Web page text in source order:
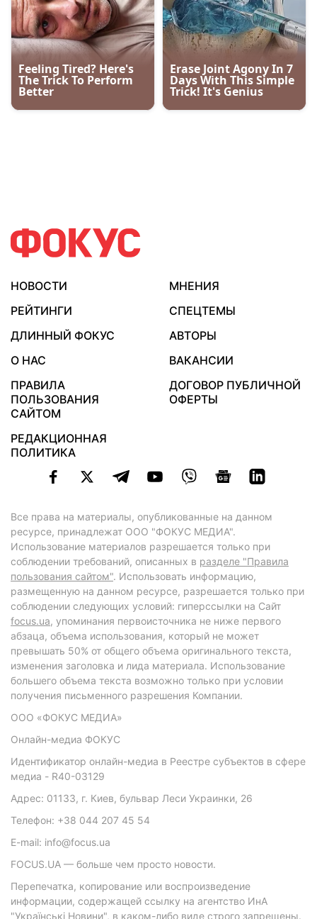
НОВОСТИ
МНЕНИЯ
РЕЙТИНГИ
СПЕЦТЕМЫ
ДЛИННЫЙ ФОКУС
АВТОРЫ
О НАС
ВАКАНСИИ
ПРАВИЛА
ПОЛЬЗОВАНИЯ
САЙТОМ
ДОГОВОР ПУБЛИЧНОЙ
ОФЕРТЫ
РЕДАКЦИОННАЯ
ПОЛИТИКА
Все права на материалы, опубликованные на данном
ресурсе, принадлежат ООО "ФОКУС МЕДИА".
Использование материалов разрешается только при
соблюдении требований, описанных в разделе "Правила
пользования сайтом". Использовать информацию,
размещенную на данном ресурсе, разрешается только при
соблюдении следующих условий: гиперссылки на Сайт
focus.ua, упоминания первоисточника не ниже первого
абзаца, объема использования, который не может
превышать 50% от общего объема оригинального текста,
изменения заголовка и лида материала. Использование
большего объема текста возможно только при условии
получения письменного разрешения Компании.
ООО «ФОКУС МЕДИА»
Онлайн-медиа ФОКУС
Идентификатор онлайн-медиа в Реестре субъектов в сфере
медиа - R40-03129
Адрес: 01133, г. Киев, бульвар Леси Украинки, 26
Телефон: +38 044 207 45 54
E-mail: info@focus.ua
FOCUS.UA — больше чем просто новости.
Перепечатка, копирование или воспроизведение
информации, содержащей ссылку на агентство ИнА
"Українські Новини", в каком-либо виде строго запрещены.